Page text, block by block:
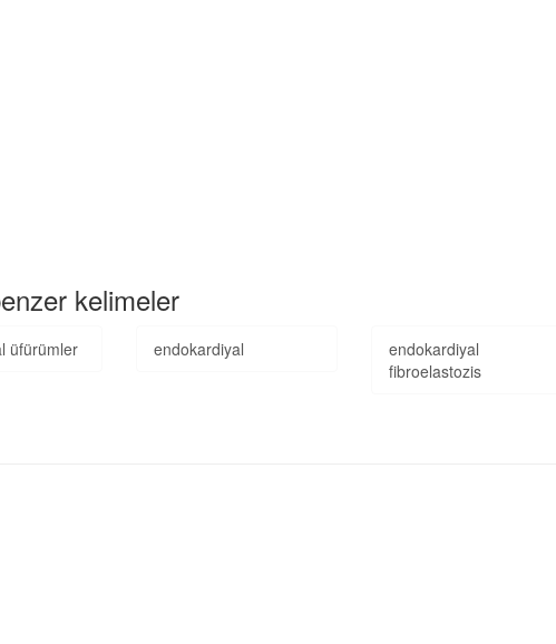
kelimeler
üfürümler endokardiyal
endokardiyal
fibroelastozis